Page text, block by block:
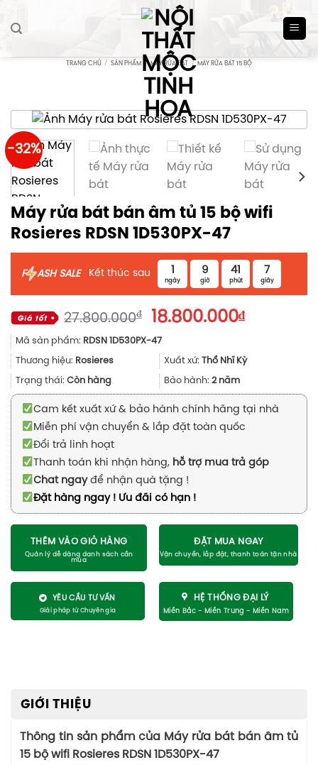
TRANG CHỦ / SẢN PHẨM / MÁY RỬA BÁT / MÁY RỬA BÁT 15 BỘ
-32%
Máy rửa bát bán âm tủ 15 bộ wifi
Rosieres RDSN 1D530PX-47
F ASH SALE Kết thúc sau 1
ngày
9
giờ
41
phút
7
giây
27.800.000₫
Giá
gốc
là:
27.800.000₫.
18.800.000₫Giá
là:
Mã sản phẩm: RDSN 1D530PX-47
Thương hiệu: Rosieres Xuất xứ: Thổ Nhĩ Kỳ
Trạng thái: Còn hàng Bảo hành: 2 năm
Cam kết xuất xứ & bảo hành chính hãng tại nhà
Miễn phí vận chuyển & lắp đặt toàn quốc
Đổi trả linh hoạt
Thanh toán khi nhận hàng, hỗ trợ mua trả góp
Chat ngayđể nhận quà tặng !
Đặt hàng ngay ! Ưu đãi có hạn !
THÊM VÀO GIỎ HÀNG ĐẶT MUA NGAY
YÊU CẦU TƯ VẤN HỆ THỐNG ĐẠI LÝ
GIỚI THIỆU
Thông tin sản phẩm của Máy rửa bát bán âm tủ
15 bộ wifi Rosieres RDSN 1D530PX-47